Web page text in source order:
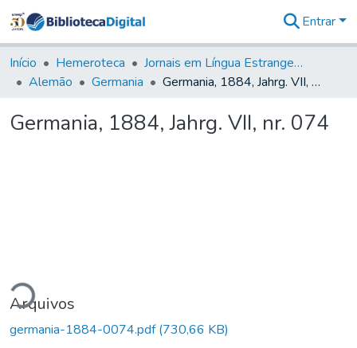
&
Coleções
Tudo na
Digital
Entrar
Início Hemeroteca
Jornais em Língua Estrangeira
Alemão
Germania Germania, 1884, Jahrg. VII, nr. 074
Germania, 1884, Jahrg. VII, nr. 074
Arquivos
germania-1884-0074.pdf(730,66 KB)